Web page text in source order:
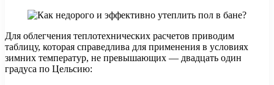
Для облегчения теплотехнических расчетов приводим
таблицу, которая справедлива для применения в условиях
зимних температур, не превышающих — двадцать один
градуса по Цельсию: